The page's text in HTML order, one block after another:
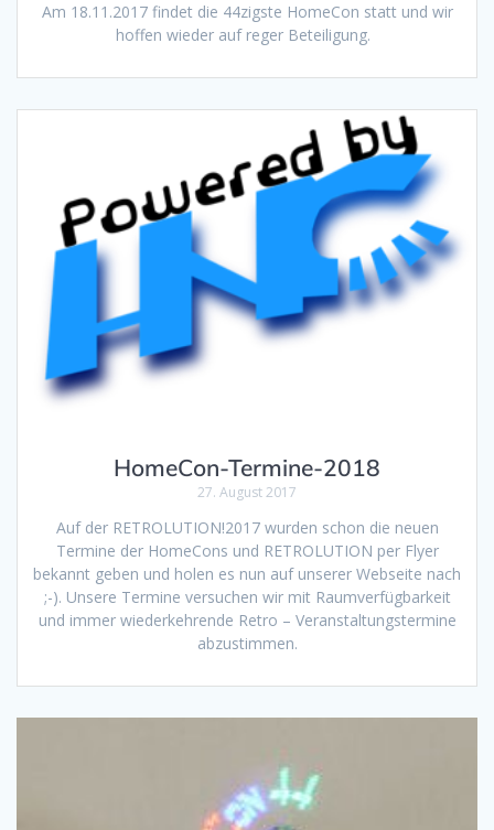
Am 18.11.2017 findet die 44zigste HomeCon statt und wir
hoffen wieder auf reger Beteiligung.
HomeCon-Termine-2018
27. August 2017
Auf der RETROLUTION!2017 wurden schon die neuen
Termine der HomeCons und RETROLUTION per Flyer
bekannt geben und holen es nun auf unserer Webseite nach
;-). Unsere Termine versuchen wir mit Raumverfügbarkeit
und immer wiederkehrende Retro – Veranstaltungstermine
abzustimmen.